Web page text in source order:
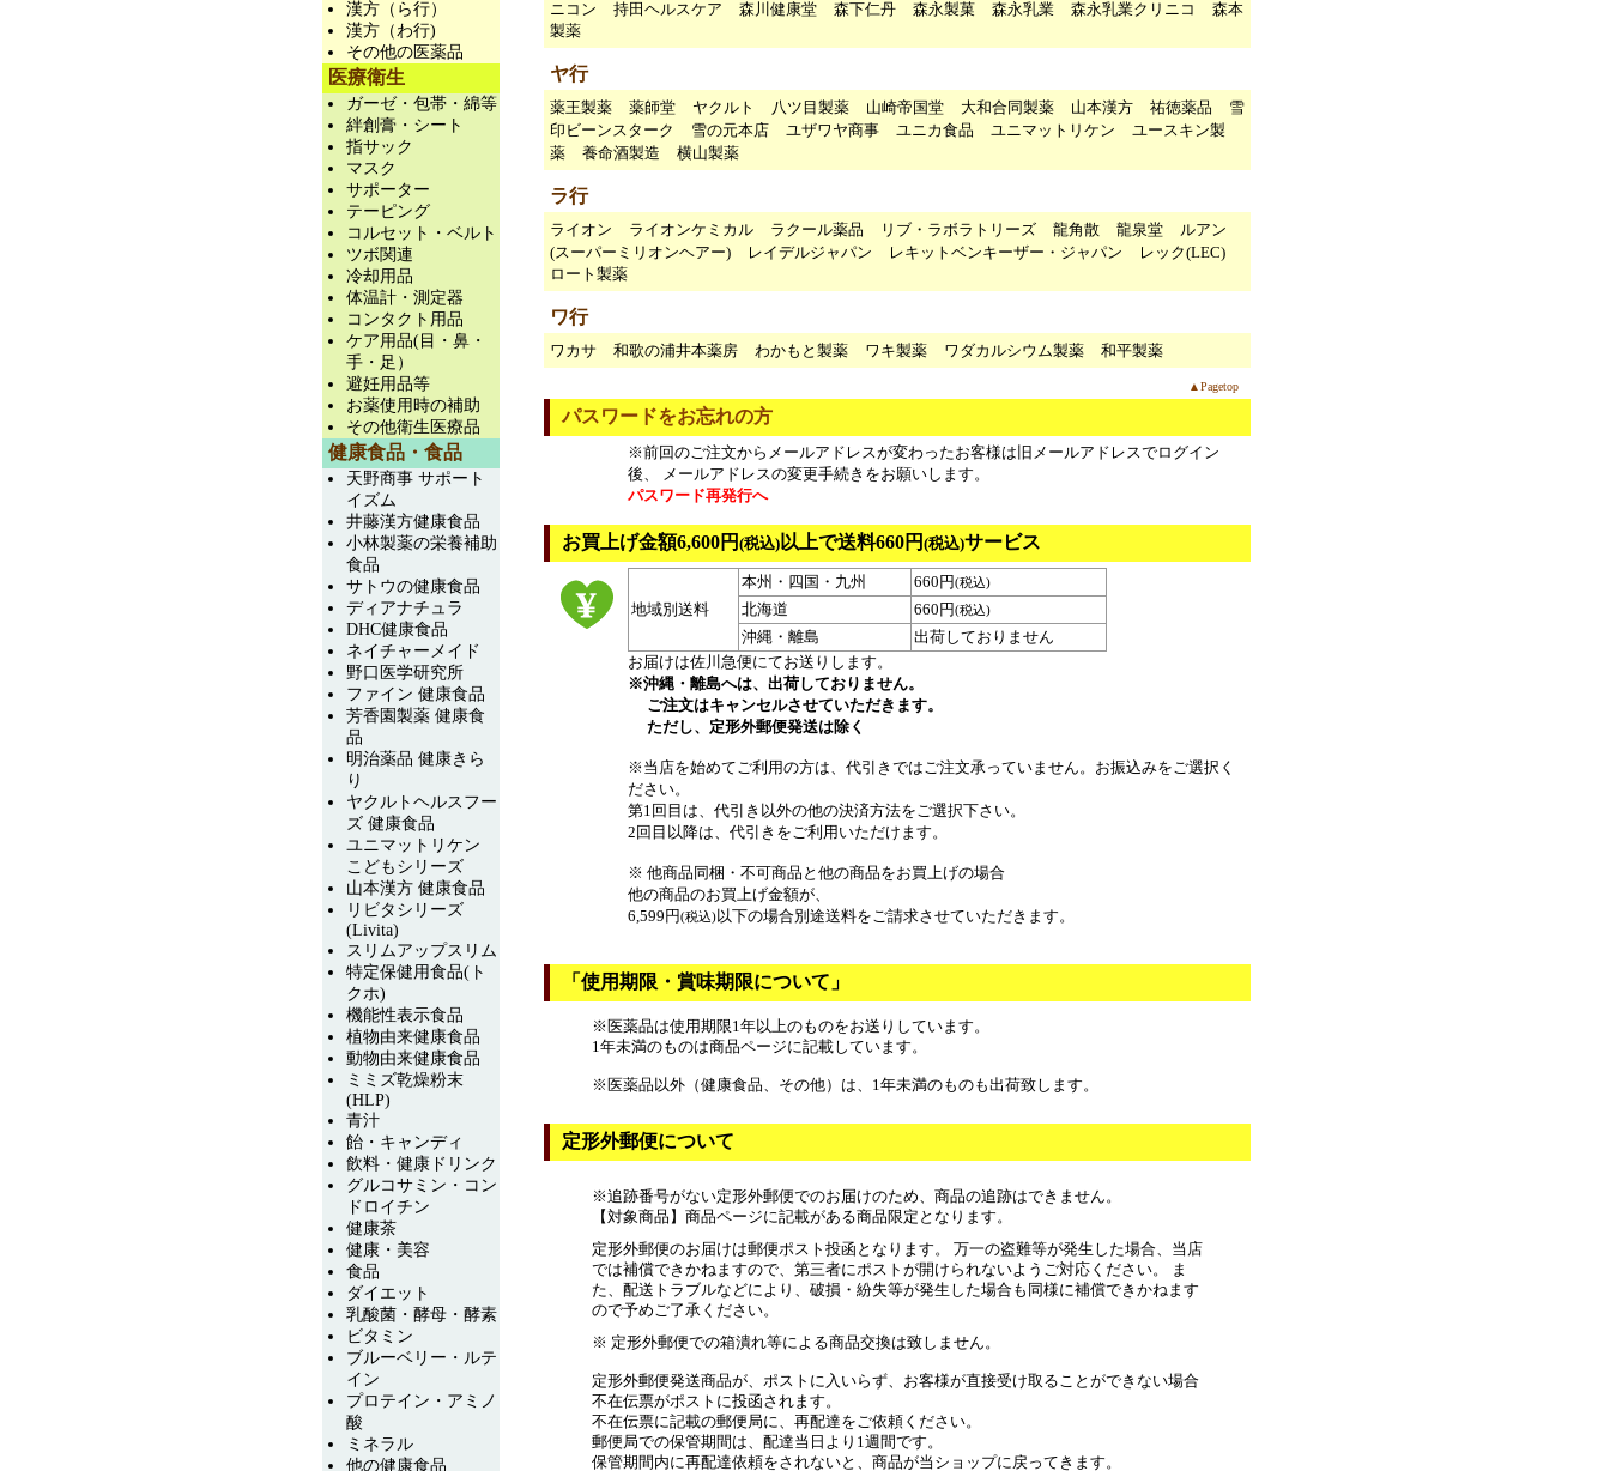
ニコン
持田ヘルスケア 森川健康堂 森下仁丹 森永製菓 森永乳業 森永乳業クリニコ
森本
製薬
ヤ行
薬王製薬 薬師堂 ヤクルト 八ツ目製薬 山崎帝国堂 大和合同製薬 山本漢方 祐徳薬品
雪
印ビーンスターク
雪の元本店 ユザワヤ商事 ユニカ食品 ユニマットリケン
ユースキン製
薬
養命酒製造 横山製薬
ラ行
ライオン ライオンケミカル ラクール薬品 リブ・ラボラトリーズ 龍角散 龍泉堂
ルアン
(スーパーミリオンヘアー)
レイデルジャパン レキットベンキーザー・ジャパン
レック(LEC)
ロート製薬
ワ行
ワカサ 和歌の浦井本薬房 わかもと製薬 ワキ製薬 ワダカルシウム製薬 和平製薬
▲Pagetop
パスワードをお忘れの方
※前回のご注文からメールアドレスが変わったお客様は旧メールアドレスでログイン
後、 メールアドレスの変更手続きをお願いします。
パスワード再発行へ
お買上げ金額6,600円 (税込)以上で送料660円 (税込)サービス
地域別送料
本州・四国・九州 660円(税込)
北海道 660円(税込)
沖縄・離島
出荷しておりません
お届けは佐川急便にてお送りします。
※沖縄・離島へは、出荷しておりません。
ご注文はキャンセルさせていただきます。
ただし、定形外郵便発送は除く
※当店を始めてご利用の方は、代引きではご注文承っていません。お振込みをご選択く
ださい。
第1回目は、代引き以外の他の決済方法をご選択下さい。
2回目以降は、代引きをご利用いただけます。
※ 他商品同梱・不可商品と他の商品をお買上げの場合
他の商品のお買上げ金額が、
6,599円(税込)以下の場合別途送料をご請求させていただきます。
「使用期限・賞味期限について」
※医薬品は使用期限1年以上のものをお送りしています。
1年未満のものは商品ページに記載しています。
※医薬品以外（健康食品、その他）は、1年未満のものも出荷致します。
定形外郵便について
※追跡番号がない定形外郵便でのお届けのため、商品の追跡はできません。
【対象商品】商品ページに記載がある商品限定となります。
定形外郵便のお届けは郵便ポスト投函となります。 万一の盗難等が発生した場合、当店
では補償できかねますので、第三者にポストが開けられないようご対応ください。 ま
た、配送トラブルなどにより、破損・紛失等が発生した場合も同様に補償できかねます
ので予めご了承ください。
※ 定形外郵便での箱潰れ等による商品交換は致しません。
定形外郵便発送商品が、ポストに入いらず、お客様が直接受け取ることができない場合
不在伝票がポストに投函されます。
不在伝票に記載の郵便局に、再配達をご依頼ください。
郵便局での保管期間は、配達当日より1週間です。
保管期間内に再配達依頼をされないと、商品が当ショップに戻ってきます。
漢方（ら行）
漢方（わ行)
その他の医薬品
医療衛生
ガーゼ・包帯・綿等
絆創膏・シート
指サック
マスク
サポーター
テーピング
コルセット・ベルト
ツボ関連
冷却用品
体温計・測定器
コンタクト用品
ケア用品(目・鼻・
手・足）
避妊用品等
お薬使用時の補助
その他衛生医療品
健康食品・食品
天野商事 サポート
イズム
井藤漢方健康食品
小林製薬の栄養補助
食品
サトウの健康食品
ディアナチュラ
DHC健康食品
ネイチャーメイド
野口医学研究所
ファイン 健康食品
芳香園製薬 健康食
品
明治薬品 健康きら
り
ヤクルトヘルスフー
ズ 健康食品
ユニマットリケン
こどもシリーズ
山本漢方 健康食品
リビタシリーズ
(Livita)
スリムアップスリム
特定保健用食品(ト
クホ)
機能性表示食品
植物由来健康食品
動物由来健康食品
ミミズ乾燥粉末
(HLP)
青汁
飴・キャンディ
飲料・健康ドリンク
グルコサミン・コン
ドロイチン
健康茶
健康・美容
食品
ダイエット
乳酸菌・酵母・酵素
ビタミン
ブルーベリー・ルテ
イン
プロテイン・アミノ
酸
ミネラル
他の健康食品